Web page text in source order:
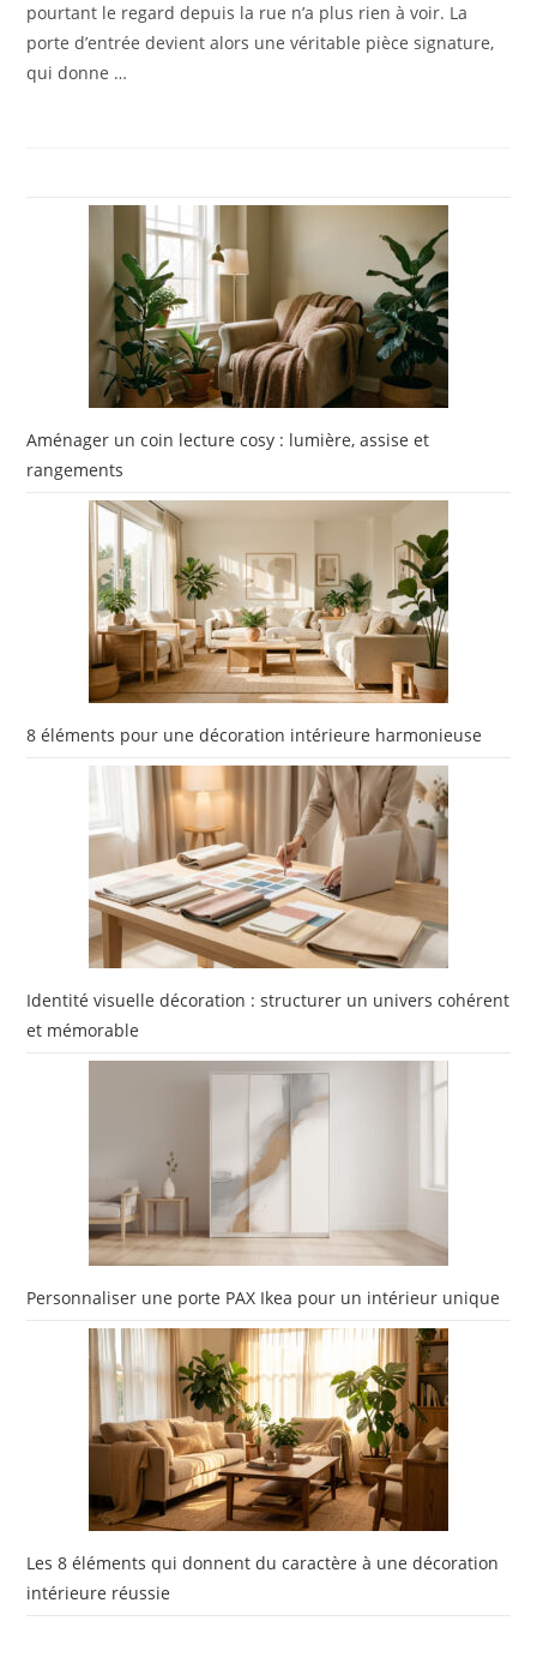
pourtant le regard depuis la rue n’a plus rien à voir. La
porte d’entrée devient alors une véritable pièce signature,
qui donne …
Aménager un coin lecture cosy : lumière, assise et
rangements
8 éléments pour une décoration intérieure harmonieuse
Identité visuelle décoration : structurer un univers cohérent
et mémorable
Personnaliser une porte PAX Ikea pour un intérieur unique
Les 8 éléments qui donnent du caractère à une décoration
intérieure réussie